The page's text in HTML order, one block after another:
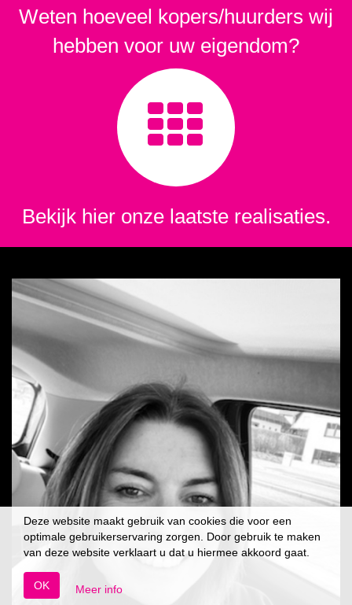
Weten hoeveel kopers/huurders wij
hebben voor uw eigendom?
Bekijk hier onze laatste realisaties.
Deze website maakt gebruik van cookies die voor een
optimale gebruikerservaring zorgen. Door gebruik te maken
van deze website verklaart u dat u hiermee akkoord gaat.
OK Meer info